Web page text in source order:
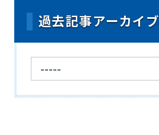
過去記事アーカイブ